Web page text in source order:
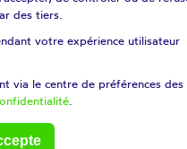
des tiers.
votre expérience utilisateur
via le centre de préférences des